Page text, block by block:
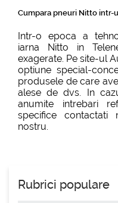
Cumpara pneuri Nitto intr-
Intr-o epoca a
iarna Nitto in
exagerate. Pe site-ul
optiune special-
produsele de care
alese de dvs. In
anumite intrebari
specifice contactati
nostru.
Rubrici populare